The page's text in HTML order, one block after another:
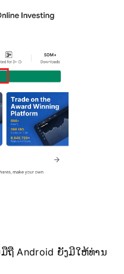
ຖື Android ຍັງມີໃຫ້ທ່ານ